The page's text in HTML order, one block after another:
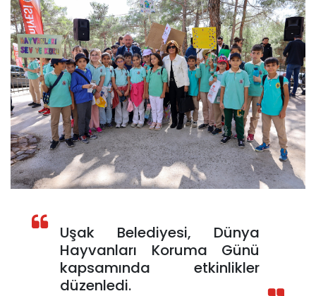
Uşak Belediyesi, Dünya
Hayvanları Koruma Günü
kapsamında etkinlikler
düzenledi.